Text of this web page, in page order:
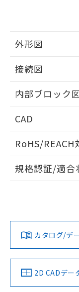
外形図
接続図
端子配置
内部ブロック
CAD
ドすることが
ダウンロードデータ
みください。
ソフトウェアの使用
RoHS/REACH
EU RoHS 注意
対応済み
中国 RoHS 注意
規格認証/適合
LR型式承認
（イギリス
船舶規格）
No
カタログ/デ
2D CADデー